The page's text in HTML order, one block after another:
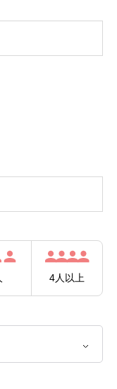
4人以上